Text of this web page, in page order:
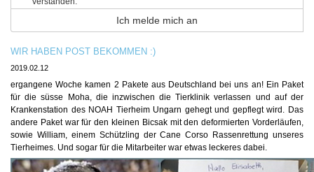
WIR HABEN POST BEKOMMEN :)
2019.02.12
ergangene Woche kamen 2 Pakete aus Deutschland bei uns an! Ein Paket
für die süsse Moha, die inzwischen die Tierklinik verlassen und auf der
Krankenstation des NOAH Tierheim Ungarn gehegt und gepflegt wird. Das
andere Paket war für den kleinen Bicsak mit den deformierten Vorderläufen,
sowie William, einem Schützling der Cane Corso Rassenrettung unseres
Tierheimes. Und sogar für die Mitarbeiter war etwas leckeres dabei.